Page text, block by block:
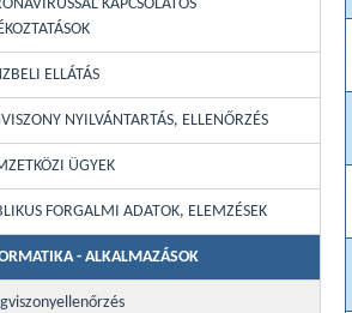
KAPCSOLATOS
ELLÁTÁS
NYILVÁNTARTÁS, ELLENŐRZÉS
ÜGYEK
FORGALMI ADATOK, ELEMZÉSEK
- ALKALMAZÁSOK